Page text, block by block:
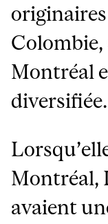
Montréal
diversifiée.
Montréal,
avaient